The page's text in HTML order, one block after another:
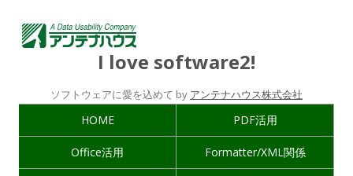
I love software2!
ソフトウェアに愛を込めて by アンテナハウス株式会社
HOME PDF活用
Office活用 Formatter/XML関係